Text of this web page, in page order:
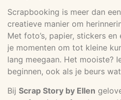
Scrapbooking is meer dan
creatieve manier om
Met foto’s, papier, stickers
je momenten om tot kleine
lang meegaan. Het mooiste?
beginnen, ook als je beurs
Bij Scrap Story by Ellen